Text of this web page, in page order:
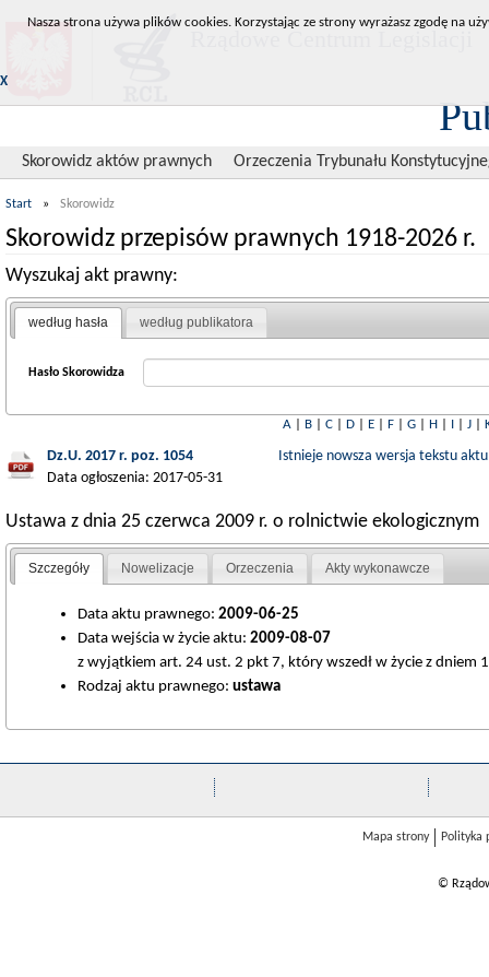
Skorowidz aktów prawnych Orzeczenia Trybunału
Start » Skorowidz
Skorowidz przepisów prawnych 1918-2026 r.
Wyszukaj akt prawny:
według hasła według publikatora
Hasło Skorowidza
A| B| C| D| E| F| G| H| I| J|
Dz.U. 2017 r. poz. 1054
Data ogłoszenia: 2017-05-31
Istnieje nowsza wersja tekstu aktu
Ustawa z dnia 25 czerwca 2009 r. o rolnictwie ekologicznym
Szczegóły Nowelizacje Orzeczenia Akty wykonawcze
Data aktu prawnego: 2009-06-25
Data wejścia w życie aktu: 2009-08-07
z wyjątkiem art. 24 ust. 2 pkt 7, który wszedł w życie z dniem
Rodzaj aktu prawnego: ustawa
Mapa strony Polityka
©
Nasza strona używa plików cookies. Korzystając ze strony wyrażasz zgodę na
X